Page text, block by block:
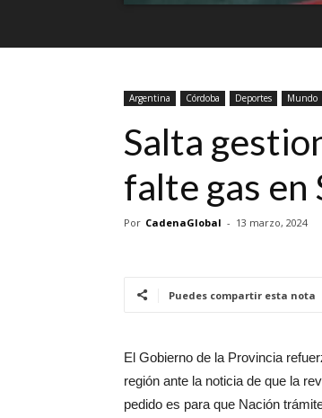
Argentina Córdoba Deportes Mundo
Salta
falte gas en
Por CadenaGlobal - 13 marzo, 2024
Puedes compartir esta nota
El Gobierno de la Provincia
región ante la noticia de que la
pedido es para que Nación